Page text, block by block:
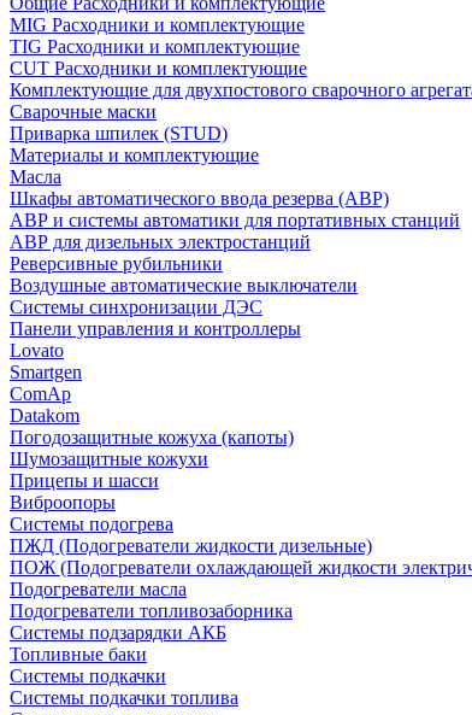
MIG Расходники и комплектующие
TIG Расходники и комплектующие
CUT Расходники и комплектующие
Комплектующие для двухпостового сварочного
Сварочные маски
Приварка шпилек (STUD)
Материалы и комплектующие
Масла
Шкафы автоматического ввода резерва (АВР)
АВР и системы автоматики для портативных станций
АВР для дизельных электростанций
Реверсивные рубильники
Воздушные автоматические выключатели
Системы синхронизации ДЭС
Панели управления и контроллеры
Lovato
Smartgen
ComAp
Datakom
Погодозащитные кожуха (капоты)
Шумозащитные кожухи
Прицепы и шасси
Виброопоры
Системы подогрева
ПЖД (Подогреватели жидкости дизельные)
ПОЖ (Подогреватели охлаждающей жидкости
Подогреватели масла
Подогреватели топливозаборника
Системы подзарядки АКБ
Топливные баки
Системы подкачки
Системы подкачки топлива